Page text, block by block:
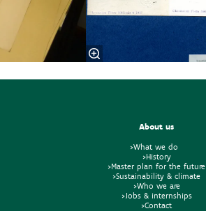
About us
>What we do
>History
>Master plan for the future
>Sustainability & climate
>Who we are
>Jobs & internships
>Contact